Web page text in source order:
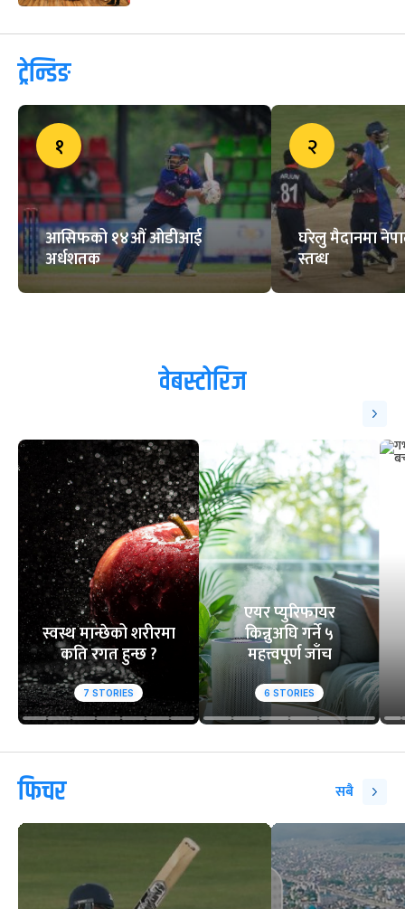
ट्रेन्डिङ
१
आसिफको १४औं ओडीआई
अर्धशतक
२
घरेलु मैदानमा
स्तब्ध
वेबस्टोरिज
स्वस्थ मान्छेको शरीरमा
कति रगत हुन्छ ?
7 STORIES
एयर प्युरिफायर
किन्नुअघि गर्ने ५
महत्त्वपूर्ण जाँच
6 STORIES
फिचर सबै